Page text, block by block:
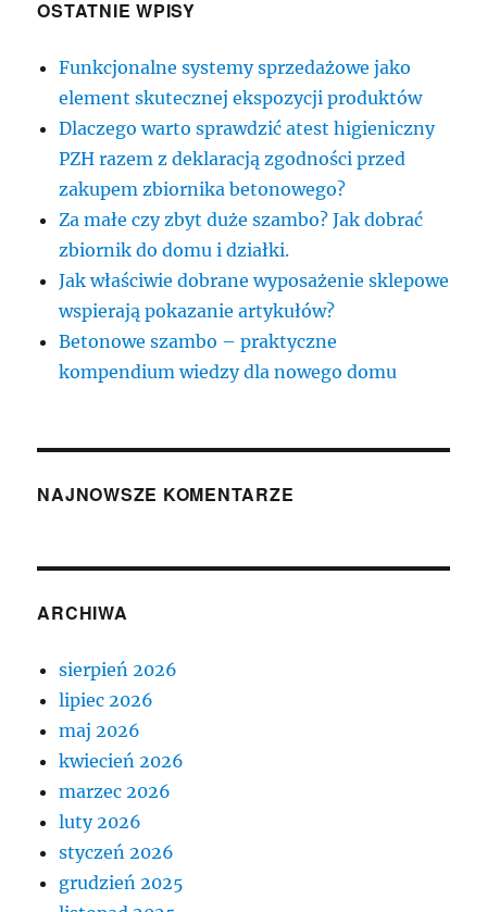
OSTATNIE WPISY
Funkcjonalne systemy sprzedażowe jako
element skutecznej ekspozycji produktów
Dlaczego warto sprawdzić atest higieniczny
PZH razem z deklaracją zgodności przed
zakupem zbiornika betonowego?
Za małe czy zbyt duże szambo? Jak dobrać
zbiornik do domu i działki.
Jak właściwie dobrane wyposażenie sklepowe
wspierają pokazanie artykułów?
Betonowe szambo – praktyczne
kompendium wiedzy dla nowego domu
NAJNOWSZE KOMENTARZE
ARCHIWA
sierpień 2026
lipiec 2026
maj 2026
kwiecień 2026
marzec 2026
luty 2026
styczeń 2026
grudzień 2025